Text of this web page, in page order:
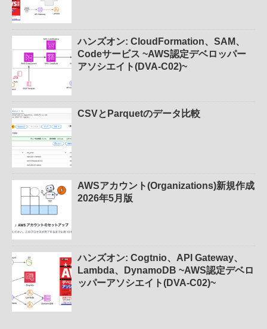
ハンズオン: CloudFormation、SAM、
Codeサービス ~AWS認定デベロッパー
アソシエイト(DVA-C02)~
CSVとParquetのデータ比較
AWSアカウント(Organizations)新規作成
2026年5月版
ハンズオン: Cogtnio、API Gateway、
Lambda、DynamoDB ~AWS認定デベロ
ッパーアソシエイト(DVA-C02)~